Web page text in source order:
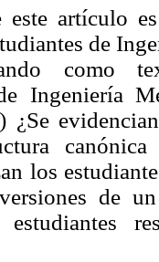
artículo
de
como
Ingeniería
¿Se
los
de
estudiantes